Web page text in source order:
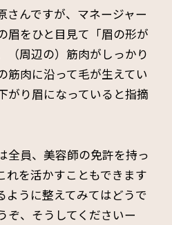
さんですが、マネージャー
眉をひと目見て「眉の形が
（周辺の）筋肉がしっかり
筋肉に沿って毛が生えてい
がり眉になっていると指摘
全員、美容師の免許を持っ
れを活かすこともできます
ように整えてみてはどうで
ぞ、そうしてくださいー